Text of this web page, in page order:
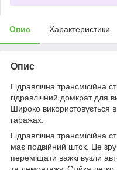
Опис Характеристики
Опис
Гідравлічна трансмісійна
гідравлічний домкрат для
Широко використовується
гаражах.
Гідравлічна трансмісійна
має подвійний шток. Це
переміщати важкі вузли